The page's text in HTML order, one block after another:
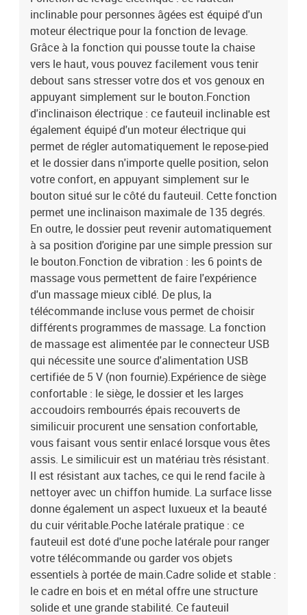
polypropylèneDimensions en position assise : 75 x 99 x 99 cm (l x
P x H)Dimensions de couchage : 75 x 145 x 81 cm (l x P x
H)Largeur du siège : 50 cmProfondeur du siège : 57 cmHauteur du
siège à partir du sol : 42-44 cmHauteur des accoudoirs à partir du
sol : 58 cmOptions : massage sans chauffageType de massage :
massage par vibrations par 6 pointsTension d'entrée : 5V
c.c.Courant d'entrée : 2AAvec un moteur électrique pour le réglage
automatique du dossier et du repose-piedEntrée du moteur
électrique : c.c. 24 V, 1,5 ASortie du moteur électrique : 100-240
V~, 50-60 HzCapacité de charge maximale : 110 kgAssemblage
requis : oui
inclinable pour personnes âgées est équipé d'un
moteur électrique pour la fonction de levage.
Grâce à la fonction qui pousse toute la chaise
vers le haut, vous pouvez facilement vous tenir
debout sans stresser votre dos et vos genoux en
appuyant simplement sur le bouton.Fonction
d'inclinaison électrique : ce fauteuil inclinable est
également équipé d'un moteur électrique qui
permet de régler automatiquement le repose-pied
et le dossier dans n'importe quelle position, selon
votre confort, en appuyant simplement sur le
bouton situé sur le côté du fauteuil. Cette fonction
permet une inclinaison maximale de 135 degrés.
En outre, le dossier peut revenir automatiquement
à sa position d'origine par une simple pression sur
le bouton.Fonction de vibration : les 6 points de
massage vous permettent de faire l'expérience
d'un massage mieux ciblé. De plus, la
télécommande incluse vous permet de choisir
différents programmes de massage. La fonction
de massage est alimentée par le connecteur USB
qui nécessite une source d'alimentation USB
certifiée de 5 V (non fournie).Expérience de siège
confortable : le siège, le dossier et les larges
accoudoirs rembourrés épais recouverts de
similicuir procurent une sensation confortable,
vous faisant vous sentir enlacé lorsque vous êtes
assis. Le similicuir est un matériau très résistant.
Il est résistant aux taches, ce qui le rend facile à
nettoyer avec un chiffon humide. La surface lisse
donne également un aspect luxueux et la beauté
du cuir véritable.Poche latérale pratique : ce
fauteuil est doté d'une poche latérale pour ranger
votre télécommande ou garder vos objets
essentiels à portée de main.Cadre solide et stable :
le cadre en bois et en métal offre une structure
solide et une grande stabilité. Ce fauteuil